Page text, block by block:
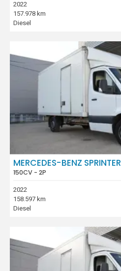
2022
157.978 km
Diesel
MERCEDES-BENZ SPRINTER
150CV - 2P
2022
158.597 km
Diesel